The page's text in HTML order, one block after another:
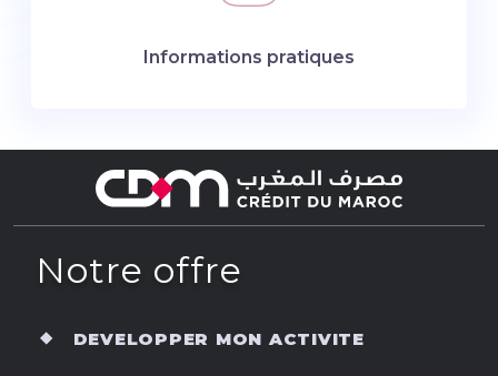
Informations pratiques
Notre offre
DEVELOPPER MON ACTIVITE